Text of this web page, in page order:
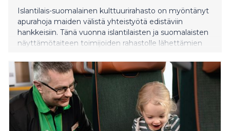
Islantilais-suomalainen kulttuurirahasto on myöntänyt
apurahoja maiden välistä yhteistyötä edistäviin
hankkeisiin. Tänä vuonna islantilaisten ja suomalaisten
näyttämötaiteen toimijoiden rahastolle lähettämien